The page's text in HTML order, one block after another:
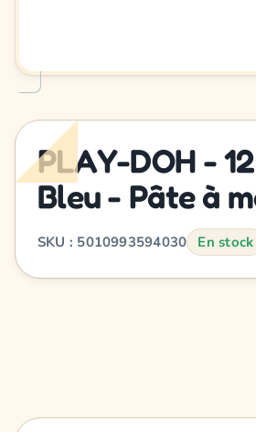
PLAY-DOH -
Bleu - Pâte à
SKU : 5010993594030 En stock